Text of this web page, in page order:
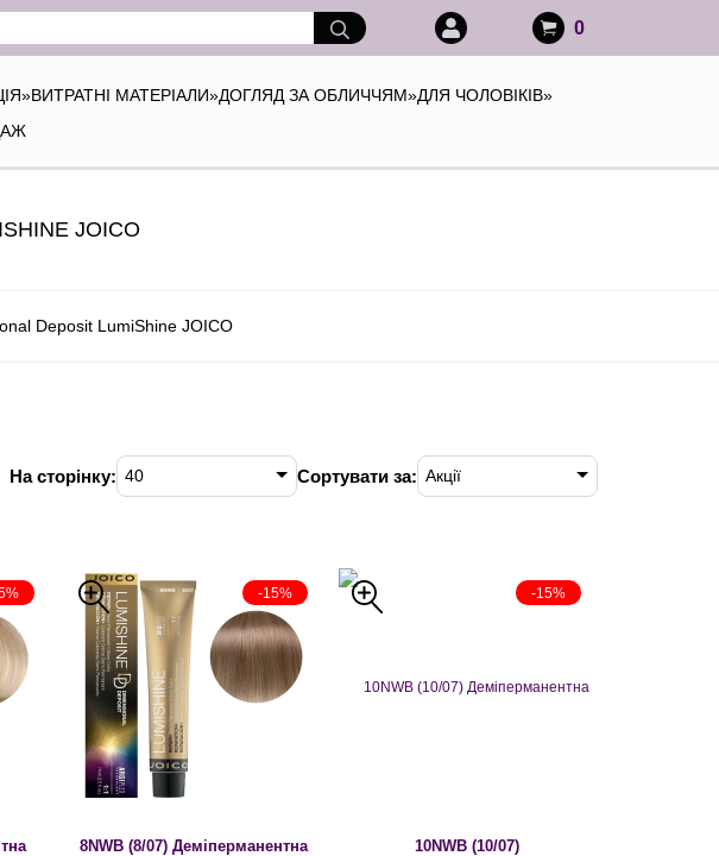
0
»ВИТРАТНІ МАТЕРІАЛИ»ДОГЛЯД ЗА ОБЛИЧЧЯМ»ДЛЯ ЧОЛОВІКІВ»
JOICO
Deposit LumiShine JOICO
На сторінку: 40 Сортувати за: Акції
-15%
8NWB (8/07) Деміперманентна
-15%
10NWB (10/07)